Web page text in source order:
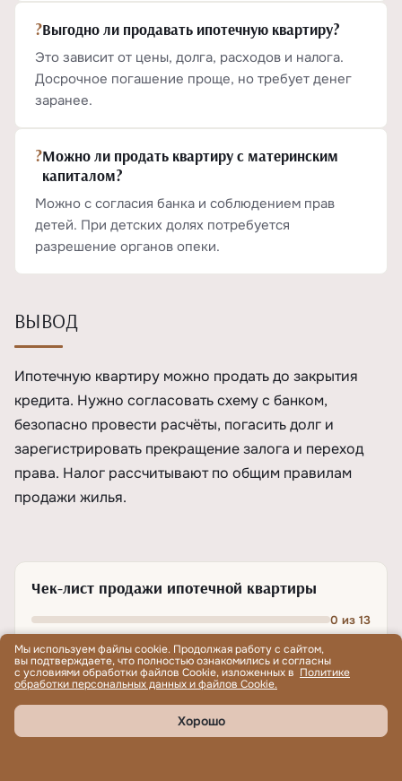
?Выгодно ли продавать ипотечную квартиру?
Это зависит от цены, долга, расходов и налога.
Досрочное погашение проще, но требует денег
заранее.
?Можно ли продать квартиру с материнским
капиталом?
Можно с согласия банка и соблюдением прав
детей. При детских долях потребуется
разрешение органов опеки.
ВЫВОД
Ипотечную квартиру можно продать до закрытия
кредита. Нужно согласовать схему с банком,
безопасно провести расчёты, погасить долг и
зарегистрировать прекращение залога и переход
права. Налог рассчитывают по общим правилам
продажи жилья.
Чек-лист продажи ипотечной квартиры
0 из13
ПОРЯДОК ДЕЙСТВИЙ
Уведомить банк и получить условия продажи
Заказать справку об остатке задолженности
Мы используем файлы cookie. Продолжая работу с сайтом,
вы подтверждаете, что полностью ознакомились и согласны
с условиями обработки файлов Cookie, изложенных в Политике
обработки персональных данных и файлов Cookie.
Хорошо